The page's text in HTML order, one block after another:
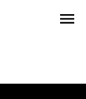
menu